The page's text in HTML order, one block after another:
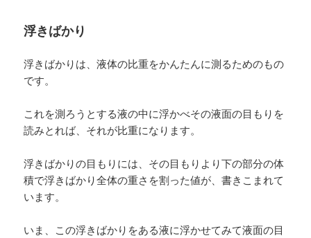
浮きばかり
浮きばかりは、液体の比重をかんたんに測るためのもの
です。
これを測ろうとする液の中に浮かべその液面の目もりを
読みとれば、それが比重になります。
浮きばかりの目もりには、その目もりより下の部分の体
積で浮きばかり全体の重さを割った値が、書きこまれて
います。
いま、この浮きばかりをある液に浮かせてみて液面の目